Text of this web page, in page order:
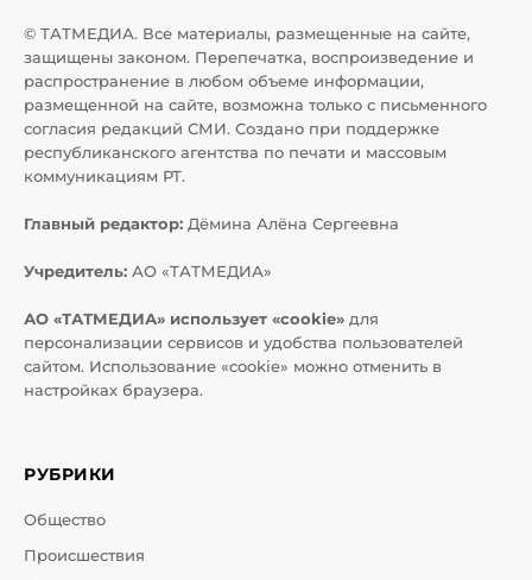
© ТАТМЕДИА. Все материалы, размещенные на сайте,
защищены законом. Перепечатка, воспроизведение и
распространение в любом объеме информации,
размещенной на сайте, возможна только с письменного
согласия редакций СМИ. Создано при поддержке
республиканского агентства по печати и массовым
коммуникациям РТ.
Главный редактор: Дёмина Алёна Сергеевна
Учредитель: АО «ТАТМЕДИА»
АО «ТАТМЕДИА» использует «cookie» для
персонализации сервисов и удобства пользователей
сайтом. Использование «cookie» можно отменить в
настройках браузера.
РУБРИКИ
Общество
Происшествия